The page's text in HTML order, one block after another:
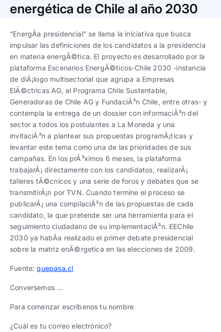
Trabaja con nosotros
Ver todo
EspañolEnglish
Ver todas
Español
Ver todas
Español
progresivos de gestión
Ver todos
EspañolEnglish
Español| English
Español| English
energética de Chile al año 2030
“EnergÃ­a presidencial” se llama la iniciativa que busca
impulsar las definiciones de los candidatos a la presidencia
en materia energÃ©tica. El proyecto es desarrollado por la
plataforma Escenarios EnergÃ©ticos-Chile 2030 -instancia
de diÃ¡logo multisectorial que agrupa a Empresas
ElÃ©ctricas AG, el Programa Chile Sustentable,
Generadoras de Chile AG y FundaciÃ³n Chile, entre otras- y
contempla la entrega de un dossier con informaciÃ³n del
sector a todos los postulantes a La Moneda y una
invitaciÃ³n a plantear sus propuestas programÃ¡ticas y
levantar este tema como una de las prioridades de sus
campañas. En los prÃ³ximos 6 meses, la plataforma
trabajarÃ¡ directamente con los candidatos, realizarÃ¡
talleres tÃ©cnicos y una serie de foros y debates que se
transmitirÃ¡n por TVN. Cuando termine el proceso se
publicarÃ¡ una compilaciÃ³n de las propuestas de cada
candidato, la que pretende ser una herramienta para el
seguimiento ciudadano de su implementaciÃ³n. EEChile
2030 ya habÃ­a realizado el primer debate presidencial
sobre la matriz enÃ©rgetica en las elecciones de 2009.
Fuente:quepasa.cl
Conversemos …
Para comenzar escríbenos tu nombre
¿Cuál es tu correo electrónico?